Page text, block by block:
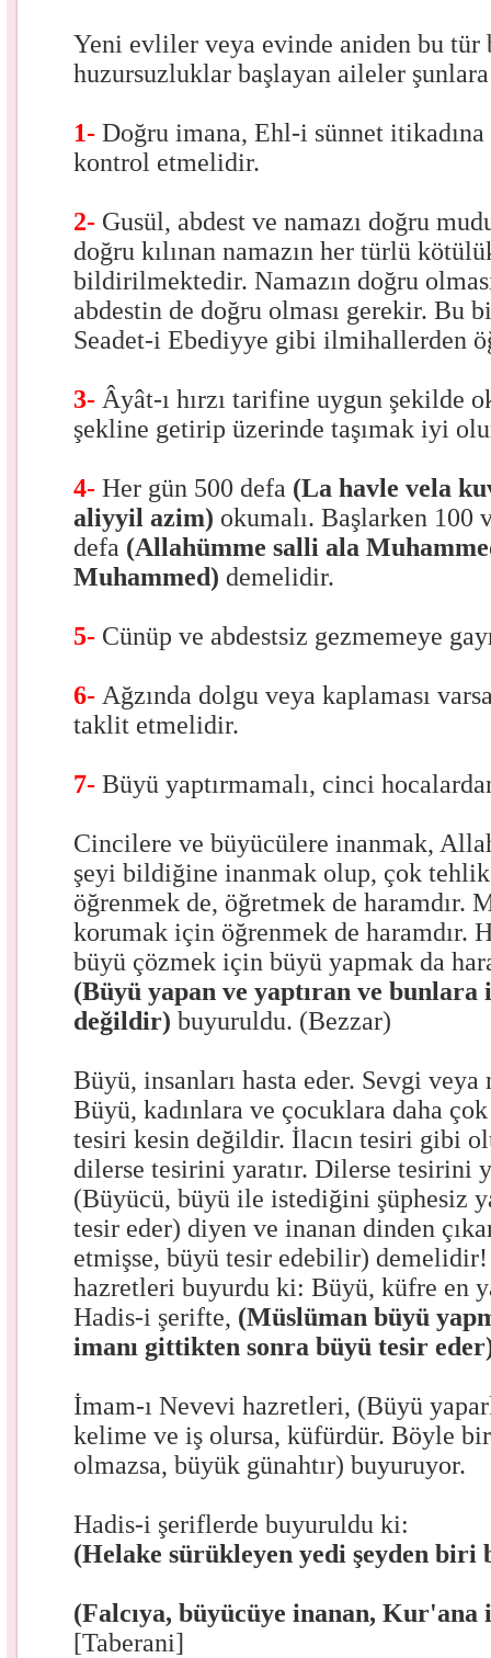
Yeni evliler veya evinde aniden bu tür
huzursuzluklar başlayan aileler
1- Doğru imana, Ehl-i sünnet
kontrol etmelidir.
2- Gusül, abdest ve namazı doğru
doğru kılınan namazın her türlü
bildirilmektedir. Namazın doğru
abdestin de doğru olması gerekir. Bu
Seadet-i Ebediyye gibi ilmihallerden
3- Âyât-ı hırzı tarifine uygun şekilde
şekline getirip üzerinde taşımak iyi
4- Her gün 500 defa (La havle vela
aliyyil azim) okumalı. Başlarken 100
defa (Allahümme salli ala
Muhammed) demelidir.
5- Cünüp ve abdestsiz gezmemeye
6- Ağzında dolgu veya kaplaması
taklit etmelidir.
7- Büyü yaptırmamalı, cinci
Cincilere ve büyücülere inanmak,
şeyi bildiğine inanmak olup, çok
öğrenmek de, öğretmek de haramdır.
korumak için öğrenmek de haramdır.
büyü çözmek için büyü yapmak da
(Büyü yapan ve yaptıran ve bunlara
değildir)buyuruldu. (Bezzar)
Büyü, insanları hasta eder. Sevgi veya
Büyü, kadınlara ve çocuklara daha
tesiri kesin değildir. İlacın tesiri gibi
dilerse tesirini yaratır. Dilerse tesirini
(Büyücü, büyü ile istediğini şüphesiz
tesir eder) diyen ve inanan dinden
etmişse, büyü tesir edebilir)
hazretleri buyurdu ki: Büyü, küfre en
Hadis-i şerifte, (Müslüman büyü
imanı gittikten sonra büyü tesir
İmam-ı Nevevi hazretleri, (Büyü
kelime ve iş olursa, küfürdür. Böyle
olmazsa, büyük günahtır) buyuruyor.
Hadis-i şeriflerde buyuruldu ki:
(Helake sürükleyen yedi şeyden biri
(Falcıya, büyücüye inanan, Kur'ana
[Taberani]